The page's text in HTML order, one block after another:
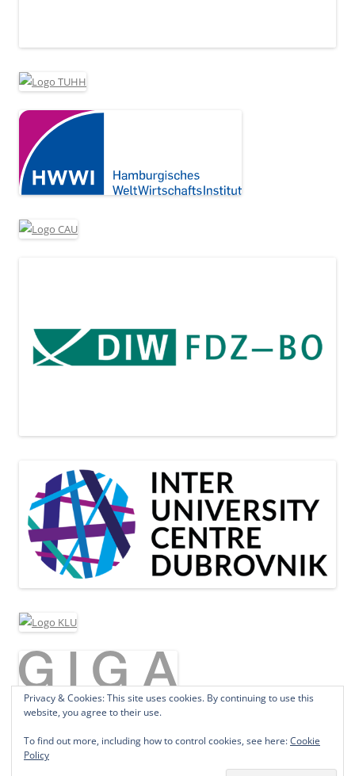
Privacy & Cookies: This site uses cookies. By continuing to use this
website, you agree to their use.
To find out more, including how to control cookies, see here:Cookie
Policy